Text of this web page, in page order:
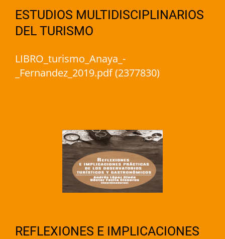
ESTUDIOS MULTIDISCIPLINARIOS
DEL TURISMO
LIBRO_turismo_Anaya_-
_Fernandez_2019.pdf (2377830)
REFLEXIONES E IMPLICACIONES